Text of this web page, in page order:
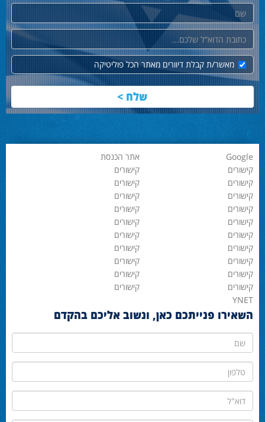
שם
דוא"ל
מאשר/ת קבלת דיוורים מאתר הכל פוליטיקה
Google אתר הכנסת
YNET
קישורים קישורים
קישורים קישורים
קישורים קישורים
קישורים קישורים
קישורים קישורים
קישורים קישורים
קישורים קישורים
קישורים קישורים
קישורים קישורים
קישורים קישורים
השאירו פנייתכם כאן, ונשוב אליכם בהקדם
שם
טלפון
דוא"ל